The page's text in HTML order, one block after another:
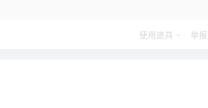
使用道具 举报